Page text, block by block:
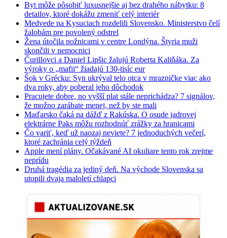
Byt môže pôsobiť luxusnejšie aj bez drahého nábytku: 8
detailov, ktoré dokážu zmeniť celý interiér
Medvede na Kysuciach rozdelili Slovensko. Ministerstvo čelí
žalobám pre povolený odstrel
Žena útočila nožnicami v centre Londýna. Štyria muži
skončili v nemocnici
Čurillovci a Daniel Lipšic žalujú Roberta Kaliňáka. Za
výroky o „mafii“ žiadajú 130-tisíc eur
Šok v Grécku: Syn ukrýval telo otca v mrazničke viac ako
dva roky, aby poberal jeho dôchodok
Pracujete dobre, no vyšší plat stále neprichádza? 7 signálov,
že možno zarábate menej, než by ste mali
Maďarsko čaká na dážď z Rakúska. O osude jadrovej
elektrárne Paks môžu rozhodnúť zrážky za hranicami
Čo variť, keď už naozaj neviete? 7 jednoduchých večerí,
ktoré zachránia celý týždeň
Apple mení plány. Očakávané AI okuliare tento rok zrejme
neprídu
Druhá tragédia za jediný deň. Na východe Slovenska sa
utopili dvaja maloletí chlapci